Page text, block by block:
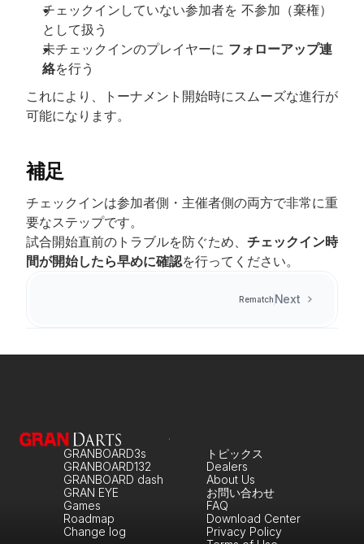
チェックインしていない参加者を 不参加（棄権）
として扱う
未チェックインのプレイヤーに フォローアップ連
絡を行う
これにより、トーナメント開始時にスムーズな進行が
可能になります。
補足
チェックインは参加者側・主催者側の両方で非常に重
要なステップです。
試合開始直前のトラブルを防ぐため、 チェックイン時
間が開始したら早めに確認を行ってください。
Next
Rematch
GRANBOARD3s
GRANBOARD132
GRANBOARD dash
GRAN EYE
Games
Roadmap
Change log
About Us
トピックス
Dealers
お問い合わせ
FAQ
Download Center
Privacy Policy